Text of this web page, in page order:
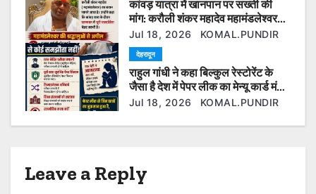
o
n
कांवड़ यात्रा में खानपान पर सख्ती की
मांग: करौली शंकर महादेव महामंडलेश्वर
बोले— श्रद्धालुओं की आस्था से खिलवाड़
बर्दाश्त नहीं
Jul 18, 2026 KOMAL.PUNDIR
देहरादून
राहुल गांधी ने कहा बिल्कुल रेस्टोरेंट के
जैसा है देश में पेपर लीक का मेन्यू कार्ड मंच
पर ही रो पड़े रिया थापा के पिता।
Jul 18, 2026 KOMAL.PUNDIR
Leave a Reply